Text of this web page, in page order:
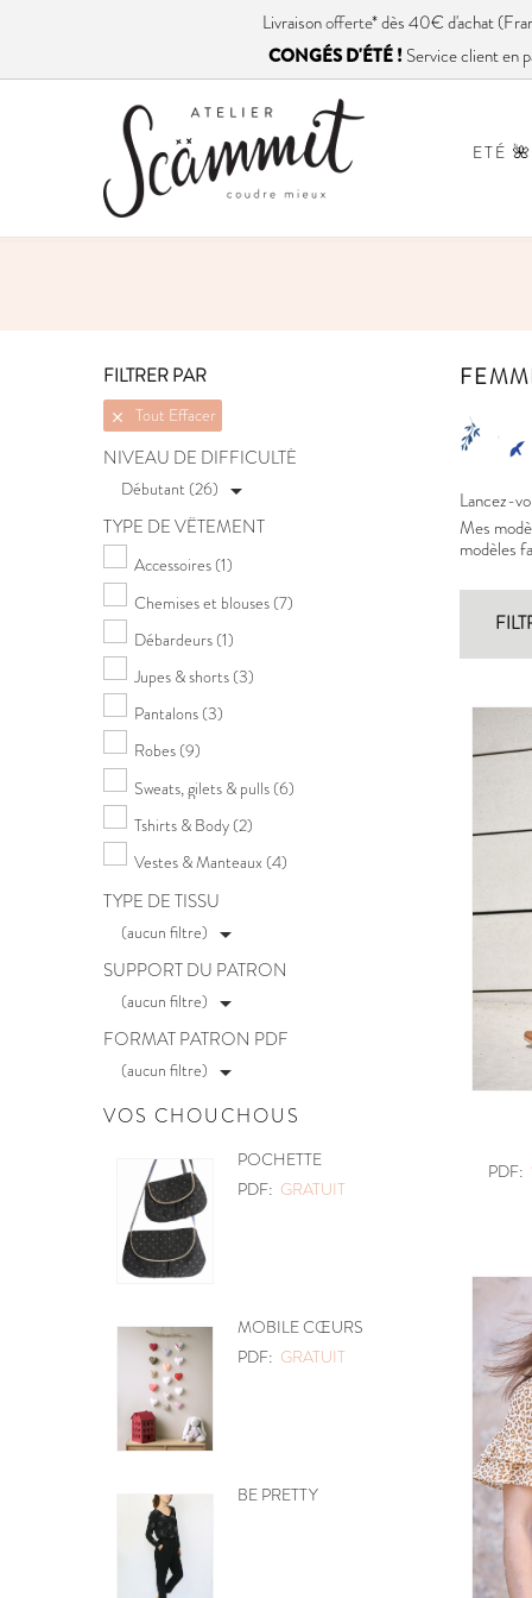
Livraisonofferte* dès 40€ d'achat
CONGÉS D'ÉTÉ ! Service client en
ETÉ 🌺
FILTRER PAR
 Tout Effacer
NIVEAU DE DIFFICULTÉ
Débutant (26) 
TYPE DE VÊTEMENT
Accessoires (1)
Chemises et blouses (7)
Débardeurs (1)
Jupes & shorts (3)
Pantalons (3)
Robes (9)
Sweats, gilets & pulls (6)
Tshirts & Body (2)
Vestes & Manteaux (4)
TYPE DE TISSU
(aucun filtre) 
SUPPORT DU PATRON
(aucun filtre) 
FORMAT PATRON PDF
(aucun filtre) 
VOS CHOUCHOUS
POCHETTE
PDF: GRATUIT
MOBILE CŒURS
PDF: GRATUIT
BE PRETTY
Lancez-
Mes
modèles
PDF: